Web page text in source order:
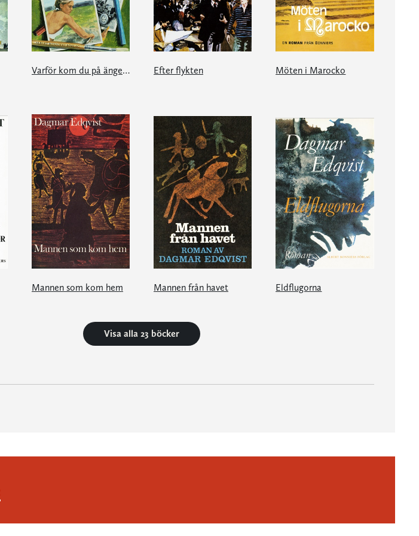
Varför kom du på ängen? Efter flykten Möten i Marocko
Mannen som kom hem Mannen från havet Eldflugorna
Visa alla 23 böcker